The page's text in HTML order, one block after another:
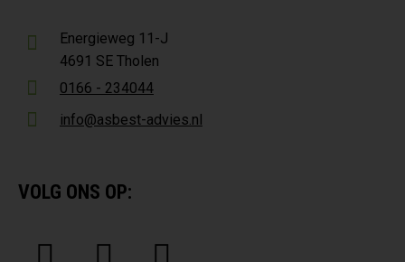
Energieweg 11-J
4691 SE Tholen
0166 - 234044
info@asbest-advies.nl
VOLG ONS OP: